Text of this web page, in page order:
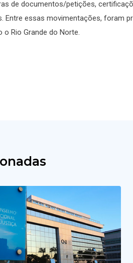
de documentos/petições,
Entre essas movimentações, foram
o Rio Grande do Norte.